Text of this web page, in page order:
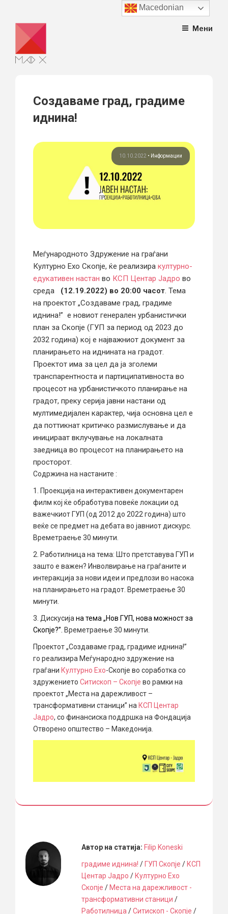
content
Мени
Создаваме град, градиме
иднина!
10.10.2022 • Информации
Меѓународното Здружение на граѓани
Културно Ехо Скопје, ќе реализира културно-
едукативен настан во КСП Центар Јадро во
среда
(12.19.2022) во 20:00 часот . Тема
на проектот „Создаваме град, градиме
иднина!” е новиот генералeн урбанистички
план за Скопје (ГУП за период од 2023 до
2032 година) кој е најважниот документ за
планирањето на иднината на градот.
Проектот има за цел да ја зголеми
транспарентноста и партиципативноста во
процесот на урбанистичкото планирање на
градот, преку серија јавни настани од
мултимедијален карактер, чија основна цел е
да поттикнат критичко размислување и да
иницираат вклучување на локалната
заедница во процесот на планирањето на
просторот.
Содржина на настаните :
1. Проекција на интерактивен документарен
филм кој ќе обработува повеќе локации од
важечкиот ГУП (од 2012 до 2022 година) што
веќе се предмет на дебата во јавниот дискурс.
Времетраење 30 минути.
2. Работилница на тема: Што претставува ГУП и
зашто е важен? Инволвирање на граѓаните и
интеракција за нови идеи и предлози во насока
на планирањето на градот. Времетраење 30
минути.
3. Дискусија на тема „Нов ГУП, нова можност за
Скопје?”. Времетраење 30 минути.
Проектот „Создаваме град, градиме иднина!”
го реализира Меѓународно здружение на
граѓани Културно Ехо-Скопје во соработка со
здружението Ситископ – Скопје во рамки на
проектот „Места на дарежливост –
трансформативни станици” на КСП Центар
Јадро, со финансиска поддршка на Фондација
Отворено општество – Македонија.
Автор на статија: Filip Koneski
градиме иднина! / ГУП Скопје / КСП
Центар Јадро / Културно Ехо
Скопје / Места на дарежливост -
трансформативни станици /
Работилница/Ситископ - Скопје /
Macedonian